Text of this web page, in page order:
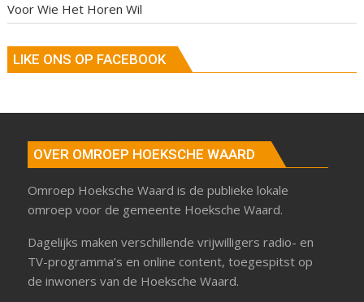
Voor Wie Het Horen Wil
LIKE ONS OP FACEBOOK
OVER OMROEP HOEKSCHE WAARD
Omroep Hoeksche Waard is de publieke lokale
omroep voor de gemeente Hoeksche Waard.
Dagelijks maken verschillende vrijwilligers radio- en
TV-programma’s en online content, toegespitst op
de inwoners van de Hoeksche Waard.